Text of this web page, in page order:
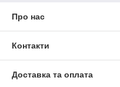
Про нас
Контакти
Доставка та оплата